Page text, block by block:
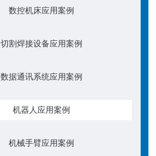
数控机床应用案例
切割焊接设备应用案例
数据通讯系统应用案例
机器人应用案例
机械手臂应用案例